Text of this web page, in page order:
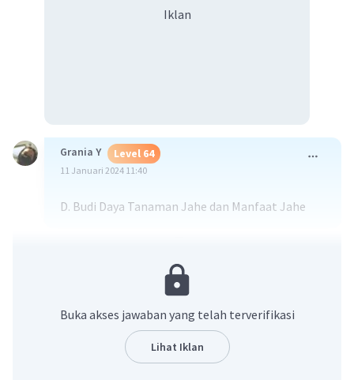
Iklan
Grania Y Level 64
11 Januari 2024 11:40
D. Budi Daya Tanaman Jahe dan Manfaat Jahe
Buka akses jawaban yang telah terverifikasi
Lihat Iklan